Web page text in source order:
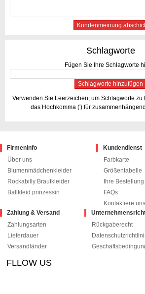
Kundenmeinung
Schlagworte
Fügen Sie Ihre Schlagworte
Schlagworte hinzufügen
Verwenden Sie Leerzeichen, um Schlagworte zu
das Hochkomma (') für
Firmeninfo
Über uns
Blumenmädchenkleider
Rockabilly Brautkleider
Ballkleid prinzessin
Kundendienst
Farbkarte
Größentabelle
Ihre
FAQs
Kontaktiere uns
Zahlung & Versand
Zahlungsarten
Lieferdauer
Versandländer
Rückgaberecht
FLLOW US